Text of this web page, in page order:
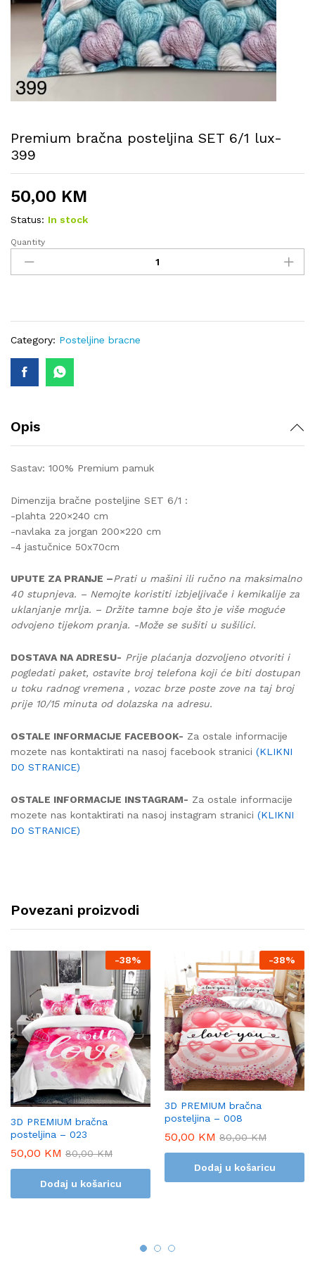
Premium bračna posteljina SET 6/1 lux-
399
50,00 KM
Status: In stock
Premium
bračna
posteljina
lux-
399
Quantity
Category: Posteljine bracne
Opis
Sastav: 100% Premium pamuk
Dimenzija bračne posteljine SET 6/1 :
-plahta 220×240 cm
-navlaka za jorgan 200×220 cm
-4 jastučnice 50x70cm
UPUTE ZA PRANJE –Prati u mašini ili ručno na maksimalno
40 stupnjeva. – Nemojte koristiti izbjeljivače i kemikalije za
uklanjanje mrlja. – Držite tamne boje što je više moguće
odvojeno tijekom pranja. -Može se sušiti u sušilici.
DOSTAVA NA ADRESU- Prije plaćanja dozvoljeno otvoriti i
pogledati paket, ostavite broj telefona koji će biti dostupan
u toku radnog vremena , vozac brze poste zove na taj broj
prije 10/15 minuta od dolazska na adresu.
OSTALE INFORMACIJE FACEBOOK- Za ostale informacije
mozete nas kontaktirati na nasoj facebook stranici (KLIKNI
DO STRANICE)
OSTALE INFORMACIJE INSTAGRAM- Za ostale informacije
mozete nas kontaktirati na nasoj instagram stranici (KLIKNI
DO STRANICE)
Povezani proizvodi
-38%
3D PREMIUM bračna
posteljina – 023
50,00 KM 80,00KM
Dodaj u košaricu
-38%
3D PREMIUM bračna
posteljina – 008
50,00 KM 80,00KM
Dodaj u košaricu